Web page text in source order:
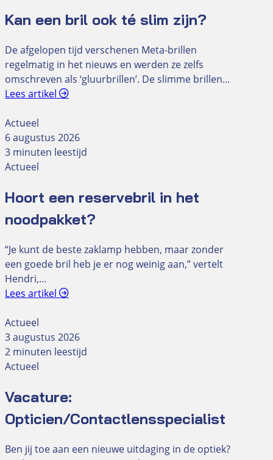
Kan een bril ook té slim zijn?
De afgelopen tijd verschenen Meta-brillen
regelmatig in het nieuws en werden ze zelfs
omschreven als ‘gluurbrillen’. De slimme brillen…
Lees artikel
Actueel
6 augustus 2026
3 minuten leestijd
Actueel
Hoort een reservebril in het
noodpakket?
“Je kunt de beste zaklamp hebben, maar zonder
een goede bril heb je er nog weinig aan,” vertelt
Hendri,…
Lees artikel
Actueel
3 augustus 2026
2 minuten leestijd
Actueel
Vacature:
Opticien/Contactlensspecialist
Ben jij toe aan een nieuwe uitdaging in de optiek?